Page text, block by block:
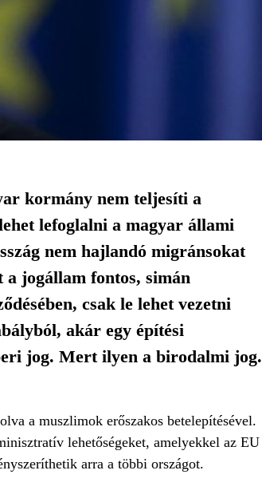
kormány nem teljesíti a
lefoglalni a magyar állami
nem hajlandó migránsokat
jogállam fontos, simán
csak le lehet vezetni
akár egy építési
jog. Mert ilyen a birodalmi jog.
a muszlimok erőszakos betelepítésével.
lehetőségeket, amelyekkel az EU
arra a többi országot.